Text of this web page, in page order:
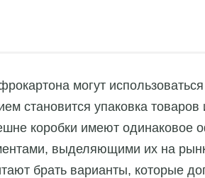
могут
становится упаковка товаров
коробки имеют одинаковое
выделяющими их на
брать варианты, которые